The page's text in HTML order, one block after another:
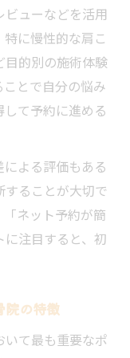
の専門ケア
施術の強み
メリット解説
の特徴
人気の理由
の魅力
骨院予約方法
ケ
解消する方法
ューなどを活用
に慢性的な肩こ
目的別の施術体験
とで自分の悩み
て予約に進める
よる評価もある
ることが大切で
ネット予約が簡
注目すると、初
院の特徴
て最も重要なポ